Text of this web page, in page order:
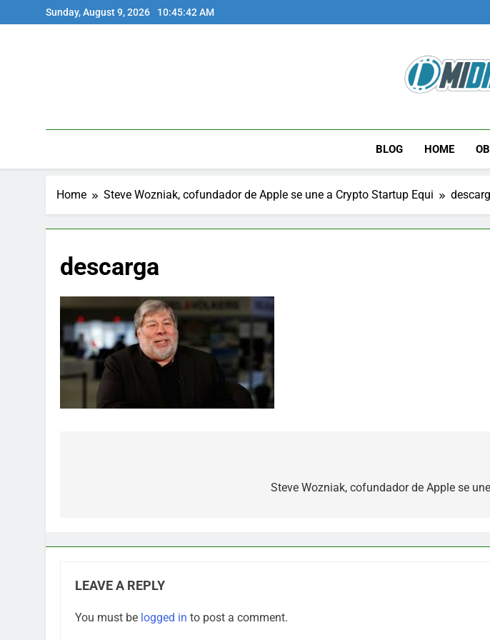
to
Sunday, August 9, 2026 10:45:42 AM
BLOG HOME
Home Steve Wozniak, cofundador de Apple se une a Crypto Startup Equi
descarga
Steve Wozniak, cofundador de Apple se
LEAVE A REPLY
You must be logged in to post a comment.